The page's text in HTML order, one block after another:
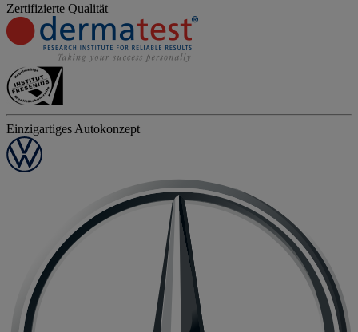
Zertifizierte Qualität
Einzigartiges Autokonzept